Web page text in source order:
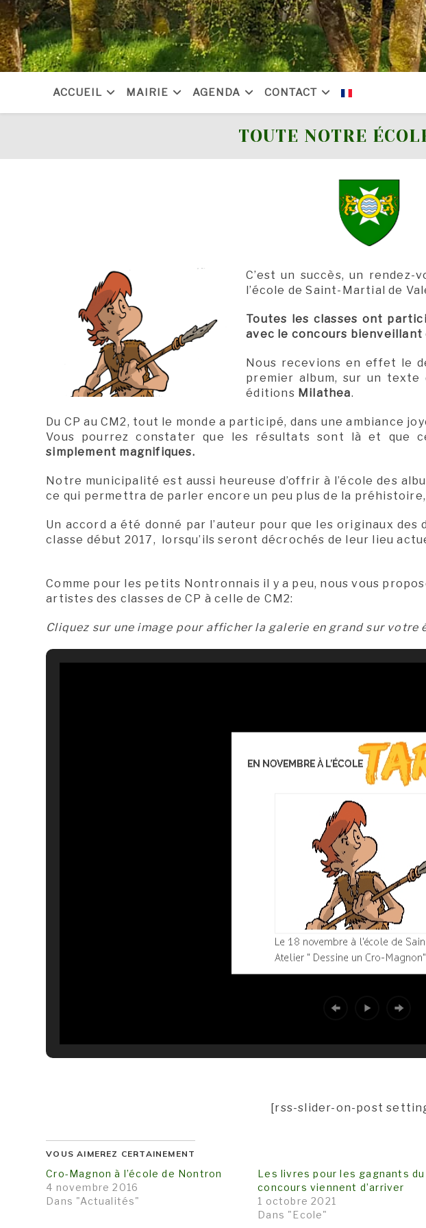
Skip
to
content
ACCUEIL MAIRIE AGENDA CONTACT
TOUTE NOTRE
C’est un succès, un rendez-
l’école de Saint-Martial de
Toutes les classes ont
avec le concours
Nous recevions en effet le
premier album, sur un texte
éditions Milathea.
Du CP au CM2, tout le monde a participé, dans une ambiance
Vous pourrez constater que les résultats sont là et que
simplement magnifiques.
Notre municipalité est aussi heureuse d’offrir à l’école des
ce qui permettra de parler encore un peu plus de la
Un accord a été donné par l’auteur pour que les originaux des
classe début 2017, lorsqu’ils seront décrochés de leur lieu
Comme pour les petits Nontronnais il y a peu, nous vous
artistes des classes de CP à celle de CM2:
Cliquez sur une image pour afficher la galerie en grand sur votre
[rss-slider-on-post
VOUS AIMEREZ CERTAINEMENT
Cro-Magnon à l’école de Nontron
4 novembre 2016
Dans "Actualités"
Les livres pour les gagnants du
concours viennent d’arriver
1 octobre 2021
Dans "Ecole"